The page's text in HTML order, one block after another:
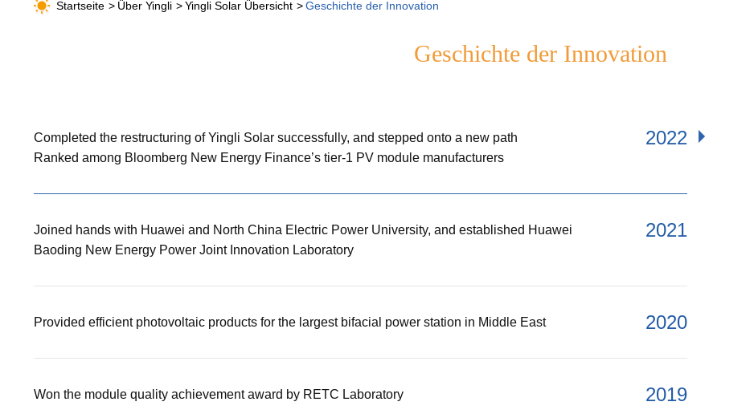
Startseite Über Yingli Yingli Solar Übersicht Geschichte der Innovation
Geschichte der Innovation
Completed the restructuring of Yingli Solar successfully, and stepped onto a new path
Ranked among Bloomberg New Energy Finance’s tier-1 PV module manufacturers
2022
Joined hands with Huawei and North China Electric Power University, and established Huawei
Baoding New Energy Power Joint Innovation Laboratory
2021
Provided efficient photovoltaic products for the largest bifacial power station in Middle East 2020
Won the module quality achievement award by RETC Laboratory 2019